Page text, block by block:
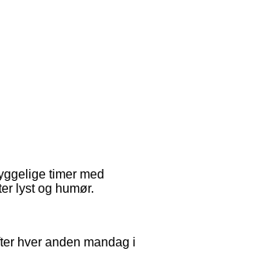
timer med
lyst og humør.
hver anden mandag i